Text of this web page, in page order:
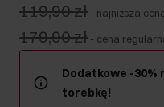
119,90 zł - najniższa
179,90 zł - cena
Dodatkowe -30%
torebkę!